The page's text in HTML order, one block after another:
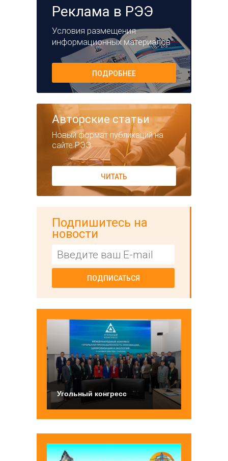
Реклама в РЭЭ
Условия размещения
информационных материалов
ПОДРОБНЕЕ
Авторские статьи
Новый формат публикаций на
сайте РЭЭ
ЧИТАТЬ
Подпишитесь на
новости
ПОДПИСАТЬСЯ
Угольный конгресс